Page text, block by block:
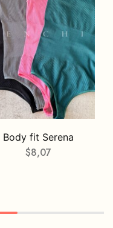
Body fit Serena
$8,07